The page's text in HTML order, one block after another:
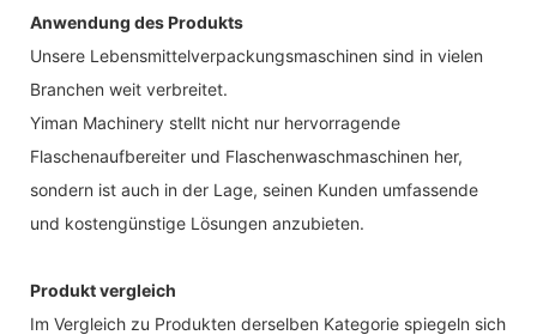
Anwendung des Produkts
Unsere Lebensmittelverpackungsmaschinen sind in vielen
Branchen weit verbreitet.
Yiman Machinery stellt nicht nur hervorragende
Flaschenaufbereiter und Flaschenwaschmaschinen her,
sondern ist auch in der Lage, seinen Kunden umfassende
und kostengünstige Lösungen anzubieten.
Produkt vergleich
Im Vergleich zu Produkten derselben Kategorie spiegeln sich